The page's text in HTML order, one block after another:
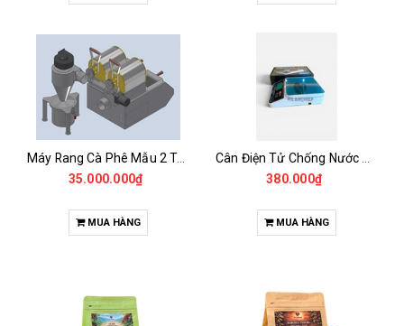
Máy Rang Cà Phê Mẫu 2 Trống Rang (500+500gr)
35.000.000₫
MUA HÀNG
380.000₫
MUA HÀNG